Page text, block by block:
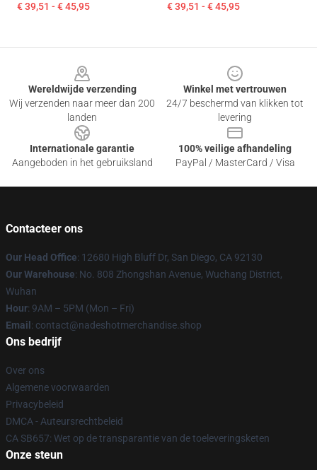
€ 39,51 - € 45,95 € 39,51 - € 45,95
Wereldwijde verzending
Wij verzenden naar meer dan 200
landen
Winkel met vertrouwen
24/7 beschermd van klikken tot
levering
Internationale garantie
Aangeboden in het gebruiksland
100% veilige afhandeling
PayPal / MasterCard / Visa
Contacteer ons
Our Head Office: 12680 High Bluff Dr, San Diego, CA 92130
Our Warehouse: No. 808 Zhongshan Avenue, Wuchang District,
Wuhan
Hour: 9AM – 5PM (Mon – Fri)
Email : contact@nadeshotmerchandise.shop
Ons bedrijf
Over ons
Algemene voorwaarden
Privacybeleid
DMCA - Auteursrechtbeleid
CA SB657: Wet op de transparantie van de toeleveringsketen
Onze steun